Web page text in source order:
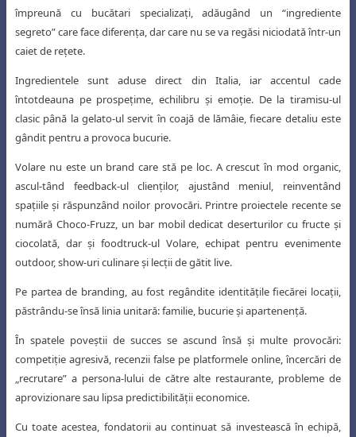
împreună cu bucătari specializaţi, adăugând un“ingrediente
segreto” care face diferenţa, dar care nu se va regăsi niciodată într-un
caiet de reţete.
Ingredientele sunt aduse direct din Italia, iar accentul cade
întotdeauna pe prospeţime, echilibru şi emoţie. De la tiramisu-ul
clasic până la gelato-ul servit în coajă de lămâie, fiecare detaliu este
gândit pentru a provoca bucurie.
Volare nu este un brand care stă pe loc. A crescut în mod organic,
ascul-tând feedback-ul clienţilor, ajustând meniul, reinventând
spaţiile şi răspunzând noilor provocări. Printre proiectele recente se
numără Choco-Fruzz, un bar mobildedicat deserturilor cu fructe şi
ciocolată, dar şi foodtruck-ul Volare, echipat pentru evenimente
outdoor, show-uri culinare şi lecţii de gătit live.
Pe partea de branding, au fost regândite identităţile fiecărei locaţii,
păstrându-se însă linia unitară: familie, bucurie şi apartenenţă.
În spatele poveştii de succes se ascund însă şi multe provocări:
competiţie agresivă, recenzii false pe platformele online, încercări de
„recrutare” a persona-lului de către alte restaurante, probleme de
aprovizionare sau lipsa predictibilităţii economice.
Cu toate acestea, fondatorii au continuat să investească în echipă,